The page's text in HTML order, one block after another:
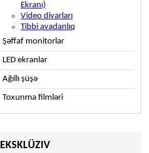
Ekranı)
Video divarları
Tibbi avadanlıq
Şəffaf monitorlar
LED ekranlar
Ağıllı şüşə
Toxunma filmləri
EKSKLÜZIV